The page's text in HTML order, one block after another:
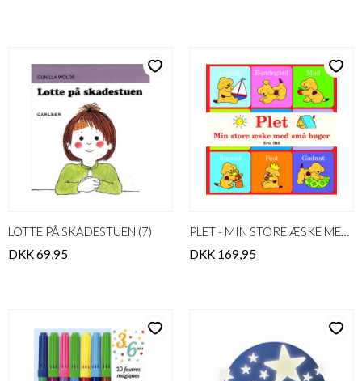
LOTTE PÅ SKADESTUEN (7)
DKK 69,95
PLET - MIN STORE ÆSKE MED SMÅ
DKK 169,95